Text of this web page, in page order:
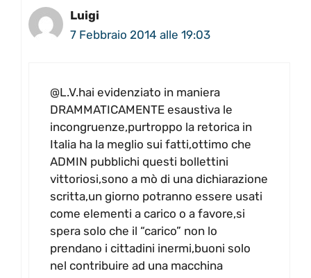
Luigi
7 Febbraio 2014 alle 19:03
@L.V.hai evidenziato in maniera
DRAMMATICAMENTE esaustiva le
incongruenze,purtroppo la retorica in
Italia ha la meglio sui fatti,ottimo che
ADMIN pubblichi questi bollettini
vittoriosi,sono a mò di una dichiarazione
scritta,un giorno potranno essere usati
come elementi a carico o a favore,si
spera solo che il “carico” non lo
prendano i cittadini inermi,buoni solo
nel contribuire ad una macchina